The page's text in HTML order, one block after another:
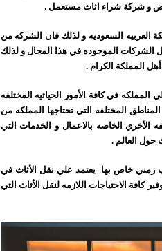
و شركة شراء اثاث مستعمل .
العربيه السعوديه و لذلك فان الشركه من
الموجوده في هذا المجال و لذلك
المملكة الكرام .
في كافة الأمور الحياتيه المختلفه
المختلفه التي تحتاجها المملكه من
الأخري الخاصه بالاعمال و الخدمات التي
حول العالم .
خاص بها يعتمد علي نقل الأثاث في
الاحتياجات اللازمه لنقل الأثاث التي